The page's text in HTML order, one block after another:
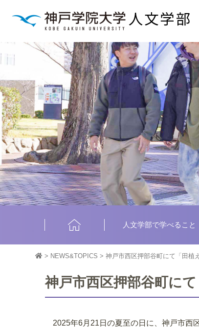
HOME 人文学部で学べること
> NEWS&TOPICS > 神戸市西区押部谷町にて「田植
神戸市西区押部谷町に
2025年6月21日の夏至の日に、神戸市西